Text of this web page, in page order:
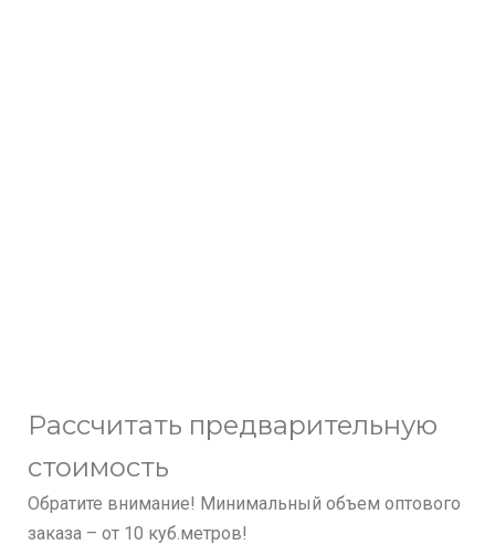
Рассчитать предварительную
стоимость
Обратите внимание! Минимальный объем оптового
заказа – от 10 куб.метров!